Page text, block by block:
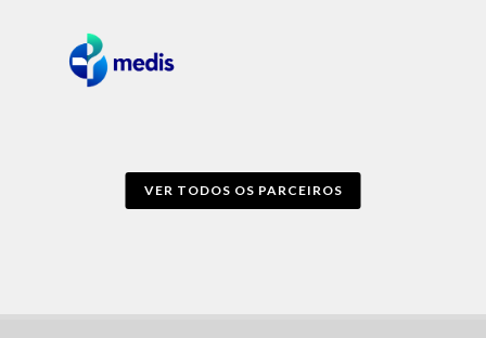
VER TODOS OS PARCEIROS